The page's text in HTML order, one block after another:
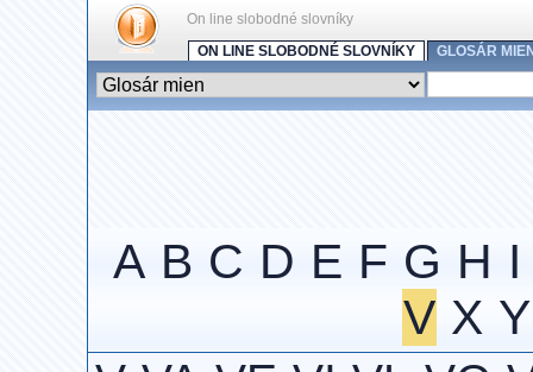
On line slobodné slovníky
ON LINE SLOBODNÉ SLOVNÍKY
GLOSÁR
A B C D E F G H I
V X Y